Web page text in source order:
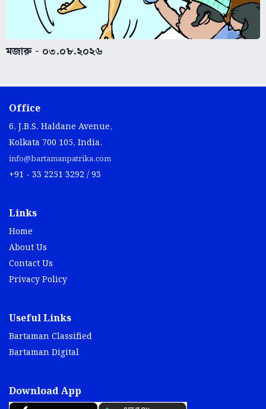
মজারু - ০৩.০৮.২০২৬
Office
6, J.B.S. Haldane Avenue,
Kolkata 700 105, India.
info@bartamanpatrika.com
+91 - 33 2251 3292 / 93
Links
Home
About Us
Contact Us
Privacy Policy
Useful Links
Bartaman Classified
Bartaman Digital
Download App